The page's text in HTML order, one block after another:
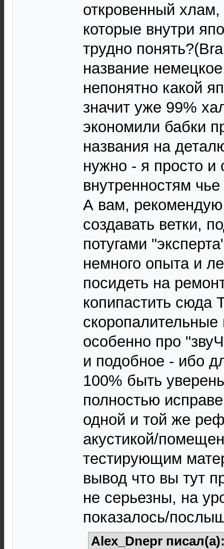
откровенный
которые внутри
трудно
название
непонятно какой
значит уже 99%
экономили бабки
названия на
нужно - я просто и
внутренностям чье
А вам,
создавать ветки,
потугами
немного опыта и
посидеть на
копипастить сюда
особенно про
и подобное - ибо
100% быть
полностью
одной и той же
акустикой/
тестирующим
вывод что вы тут
не серьезны, на
показалось/
Alex_Dnepr